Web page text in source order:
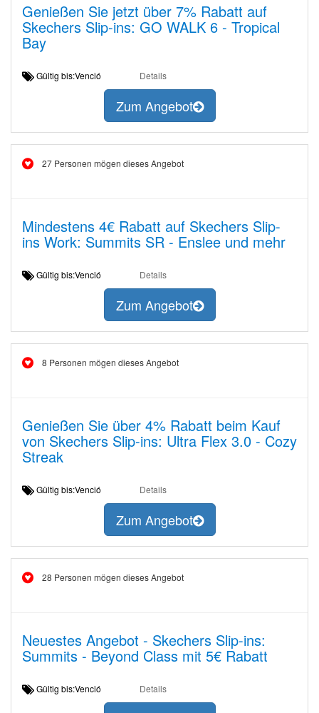
Genießen Sie jetzt über 7% Rabatt auf
Skechers Slip-ins: GO WALK 6 - Tropical
Bay
Gültig bis:Venció Details
Zum Angebot
27 Personen mögen dieses Angebot
Mindestens 4€ Rabatt auf Skechers Slip-
ins Work: Summits SR - Enslee und mehr
Gültig bis:Venció Details
Zum Angebot
8 Personen mögen dieses Angebot
Genießen Sie über 4% Rabatt beim Kauf
von Skechers Slip-ins: Ultra Flex 3.0 - Cozy
Streak
Gültig bis:Venció Details
Zum Angebot
28 Personen mögen dieses Angebot
Neuestes Angebot - Skechers Slip-ins:
Summits - Beyond Class mit 5€ Rabatt
Gültig bis:Venció Details